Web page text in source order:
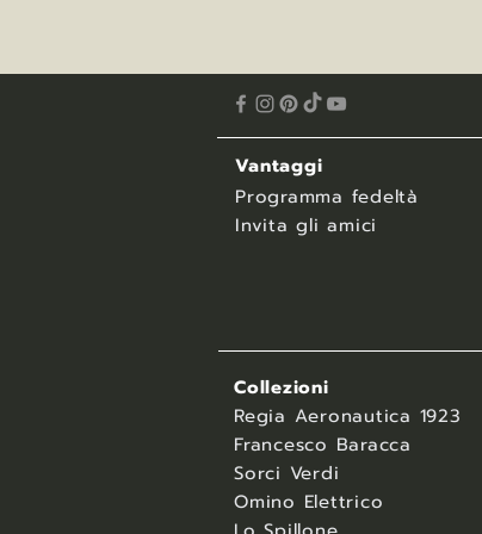
Vantaggi
Programma fedeltà
Invita gli amici
Collezioni
Regia Aeronautica 1923
Francesco Baracca
Sorci Verdi
Omino Elettrico